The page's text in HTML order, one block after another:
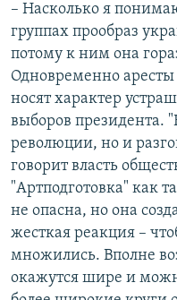
– Насколько я
группах прообраз
потому к ним она
Одновременно аресты
носят характер
выборов президента.
революции, но и
говорит власть
"Артподготовка" как
не опасна, но она
жесткая реакция –
множились. Вполне
окажутся шире и